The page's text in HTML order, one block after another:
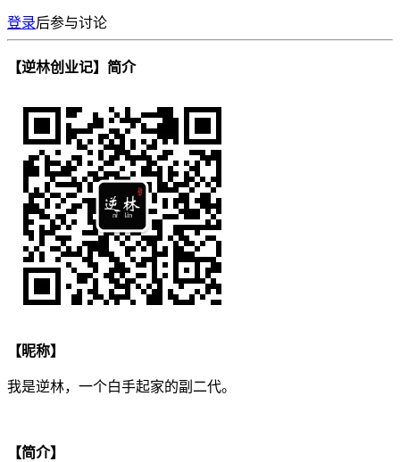
登录后参与讨论
【逆林创业记】简介
【昵称】
我是逆林，一个白手起家的副二代。
【简介】